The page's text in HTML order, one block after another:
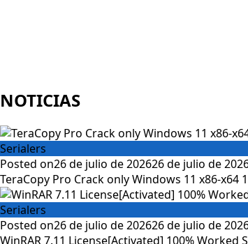
NOTICIAS
Serialers
Posted on26 de julio de 202626 de julio de
TeraCopy Pro Crack only Windows 11 x86-x64
Serialers
Posted on26 de julio de 202626 de julio de
WinRAR 7.11 License[Activated] 100% Worked